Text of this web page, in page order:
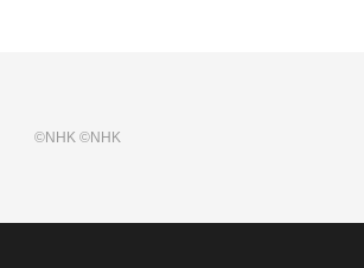
©NHK©NHK